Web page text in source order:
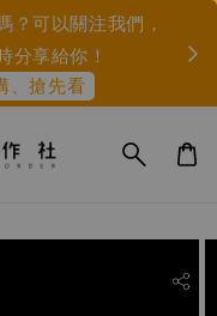
？可以關注我們，
分享給你！
、搶先看
身